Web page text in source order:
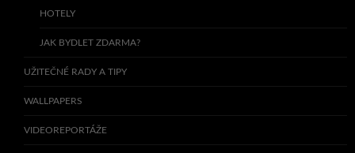
HOTELY
JAK BYDLET ZDARMA?
UŽITEČNÉ RADY A TIPY
WALLPAPERS
VIDEOREPORTÁŽE